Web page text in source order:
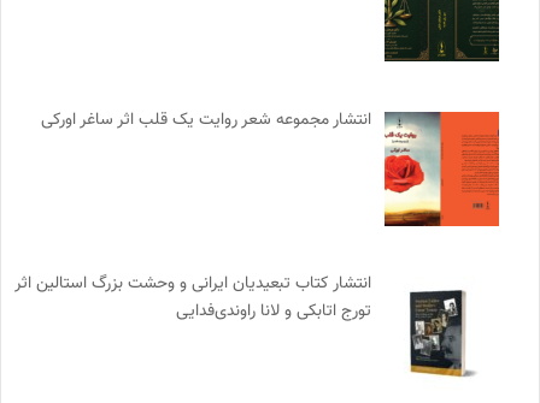
انتشار مجموعه شعر روایت یک قلب اثر ساغر اورکی
انتشار کتاب تبعیدیان ایرانی و وحشت بزرگ استالین اثر
تورج اتابکی و لانا راوندی‌فدایی